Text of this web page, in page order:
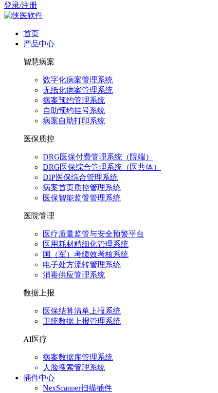
登录/注册
首页
产品中心
智慧病案
数字化病案管理系统
无纸化病案管理系统
病案预约管理系统
自助预约挂号系统
病案自助打印系统
医保质控
DRG医保付费管理系统（院端）
DRG医保综合管理系统（医共体）
DIP医保综合管理系统
病案首页质控管理系统
医保智能监管管理系统
医院管理
医疗质量监管与安全预警平台
医用耗材精细化管理系统
国（军）考绩效考核系统
电子处方流转管理系统
消毒供应管理系统
数据上报
医保结算清单上报系统
卫统数据上报管理系统
AI医疗
病案数据库管理系统
人脸搜索管理系统
插件中心
NexScanner扫描插件